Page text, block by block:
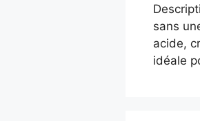
sans
acide,
idéale